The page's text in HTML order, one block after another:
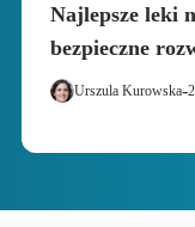
Najlepsze leki
bezpieczne
Urszula Kurowska-